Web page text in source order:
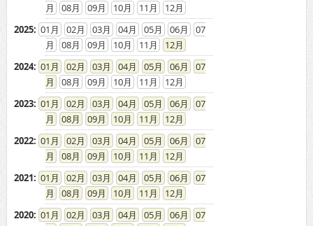
08
09 10 11
12
2025: 01 02 03 04 05 06
07
08
09 10 11
12
2024: 01 02 03 04 05 06
07
08
09 10 11
12
2023: 01 02 03 04 05 06
07
08
09 10 11
12
2022: 01 02 03 04 05 06
07
08
09 10 11
12
2021: 01 02 03 04 05 06
07
08
09 10 11
12
2020: 01 02 03 04 05 06
07